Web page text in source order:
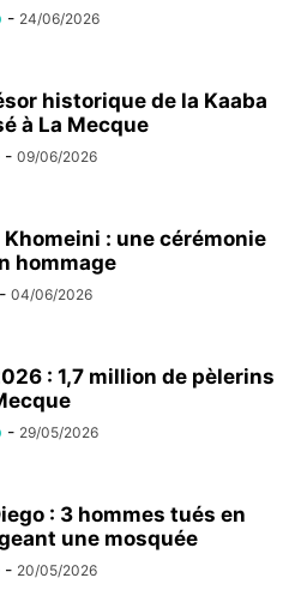
- 24/06/2026
historique de la Kaaba
à La Mecque
- 09/06/2026
Khomeini : une cérémonie
hommage
- 04/06/2026
: 1,7 million de pèlerins
- 29/05/2026
: 3 hommes tués en
une mosquée
- 20/05/2026